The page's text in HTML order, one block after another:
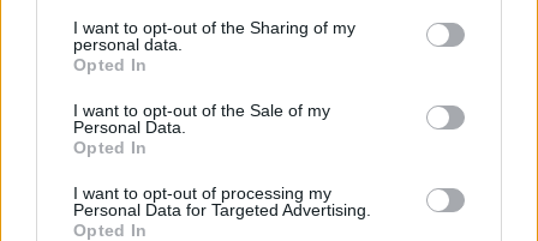
I want to opt-out of the Sharing of my
personal data.
Opted In
I want to opt-out of the Sale of my
Personal Data.
Opted In
I want to opt-out of processing my
Personal Data for Targeted Advertising.
Opted In
αφιέρωμα στο Βασίλη Τσιτσάνη «Νυν και αεί…
Τσιτσάνης» όπου πρωταγωνιστεί η Ελένη Βιτάλη
και συμμετέχει η Ηρώ.
Πρόσφατα ο φακός τους αποθανάτισε σε μια
νυκτερινή έξοδο.